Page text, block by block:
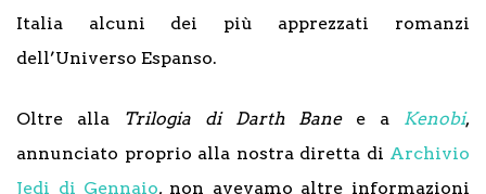
Italia alcuni dei più apprezzati romanzi
dell’Universo Espanso.
Oltre alla Trilogia di Darth Banee a Kenobi,
annunciato proprio alla nostra diretta di Archivio
Jedi di Gennaio, non avevamo altre informazioni